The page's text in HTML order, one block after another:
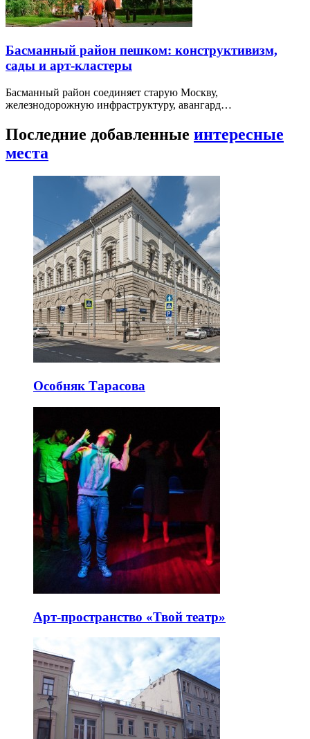
Басманный район пешком: конструктивизм,
сады и арт-кластеры
Басманный район соединяет старую Москву,
железнодорожную инфраструктуру, авангард…
Последние добавленные интересные
места
Особняк Тарасова
Арт-пространство «Твой театр»